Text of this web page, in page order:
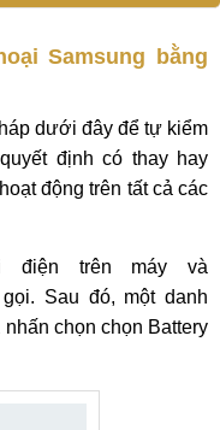
Samsung bằng
dưới đây để tự kiểm
định có thay hay
động trên tất cả các
điện trên máy và
Sau đó, một danh
chọn chọn Battery